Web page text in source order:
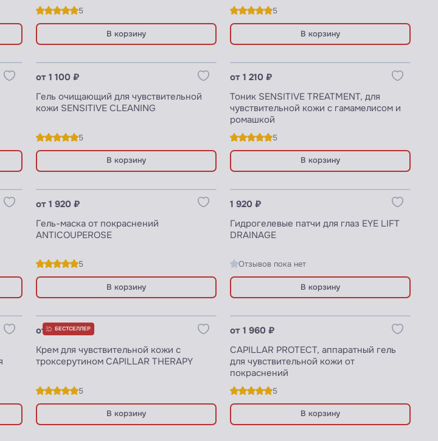
5
В корзину
5
В корзину
от 1 100 ₽
Гель очищающий для чувствительной
кожи SENSITIVE CLEANING
5
В корзину
от 1 210 ₽
Тоник SENSITIVE TREATMENT, для
чувствительной кожи с гамамелисом и
ромашкой
5
В корзину
от 1 920 ₽
Гель-маска от покраснений
ANTICOUPEROSE
5
В корзину
1 920 ₽
Гидрогелевые патчи для глаз EYE LIFT
DRAINAGE
Отзывов пока нет
В корзину
БЕСТСЕЛЛЕР
от 1 750 ₽
Крем для чувствительной кожи с
троксерутином CAPILLAR THERAPY
5
В корзину
от 1 960 ₽
CAPILLAR PROTECT, аппаратный гель
для чувствительной кожи от
покраснений
5
В корзину